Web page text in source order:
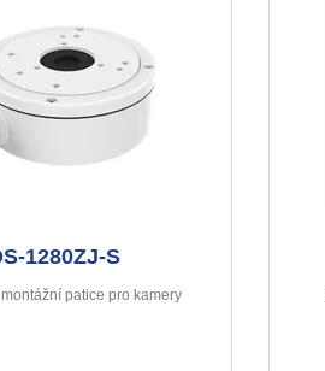
1280ZJ-S
patice pro kamery